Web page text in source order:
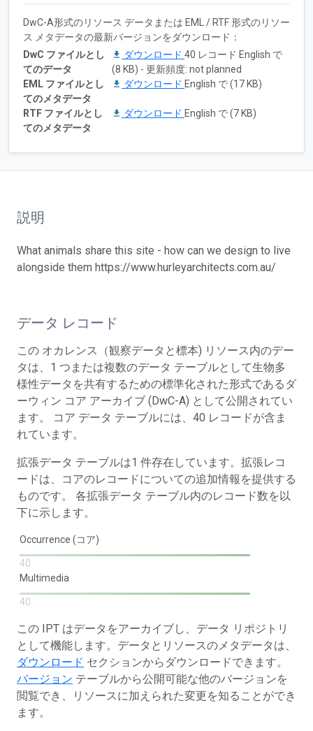
DwC-A形式のリソース データまたは EML / RTF 形式のリソー
ス メタデータの最新バージョンをダウンロード：
DwC ファイルとし
てのデータ
ダウンロード 40 レコード English で
(8 KB) - 更新頻度: not planned
EML ファイルとし
てのメタデータ
ダウンロード English で (17 KB)
RTF ファイルとし
てのメタデータ
ダウンロード English で (7 KB)
説明
What animals share this site - how can we design to live
alongside them https://www.hurleyarchitects.com.au/
データ レコード
この オカレンス（観察データと標本) リソース内のデー
タは、1 つまたは複数のデータ テーブルとして生物多
様性データを共有するための標準化された形式であるダ
ーウィン コア アーカイブ (DwC-A) として公開されてい
ます。 コア データ テーブルには、40 レコードが含ま
れています。
拡張データ テーブルは1 件存在しています。拡張レコ
ードは、コアのレコードについての追加情報を提供する
ものです。 各拡張データ テーブル内のレコード数を以
下に示します。
Occurrence (コア)
40
Multimedia
40
この IPT はデータをアーカイブし、データ リポジトリ
として機能します。データとリソースのメタデータは、
ダウンロード セクションからダウンロードできます。
バージョン テーブルから公開可能な他のバージョンを
閲覧でき、リソースに加えられた変更を知ることができ
ます。